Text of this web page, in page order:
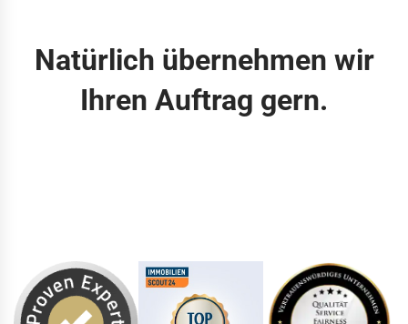
Natürlich übernehmen wir
Ihren Auftrag gern.